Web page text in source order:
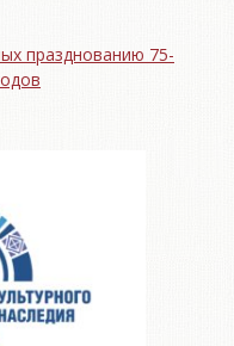
празднованию 75-